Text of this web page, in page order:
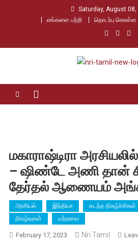
Saturday, August 08,
எங்களை பற்றி
தொடர்பு கொள்ள
Nri Tamil
மகாராஷ்டிரா அரசியலில்
– ஷிண்டே அணி தான்
தேர்தல் ஆணையம்
அரசியல் இந்தியா கடந்த நிகழ்ச்சிகள்
நிகழ்வுகள்
மற்றவை
February 17, 2023 Nri Tamil